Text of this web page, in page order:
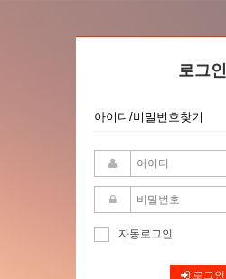
로그인
아이디/비밀번호찾기
자동로그인
로그인